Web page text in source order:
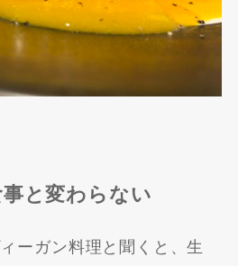
と変わらない
ーガン料理と聞くと、生